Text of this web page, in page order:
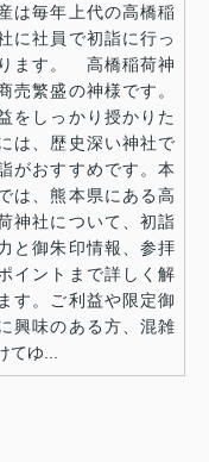
は毎年上代の高橋稲
に社員で初詣に行っ
ます。 高橋稲荷神
売繁盛の神様です。
をしっかり授かりた
は、歴史深い神社で
がおすすめです。本
は、熊本県にある高
神社について、初詣
と御朱印情報、参拝
イントまで詳しく解
す。ご利益や限定御
興味のある方、混雑
てゆ...